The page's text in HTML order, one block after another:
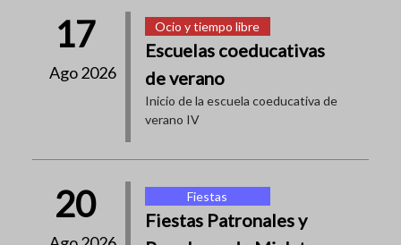
17
Ago 2026
Ocio y tiempo libre
Escuelas coeducativas
de verano
Inicio de la escuela coeducativa de
verano IV
20 Fiestas
Fiestas Patronales y